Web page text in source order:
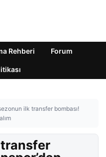
Rehberi Forum
ilk transfer bombası!